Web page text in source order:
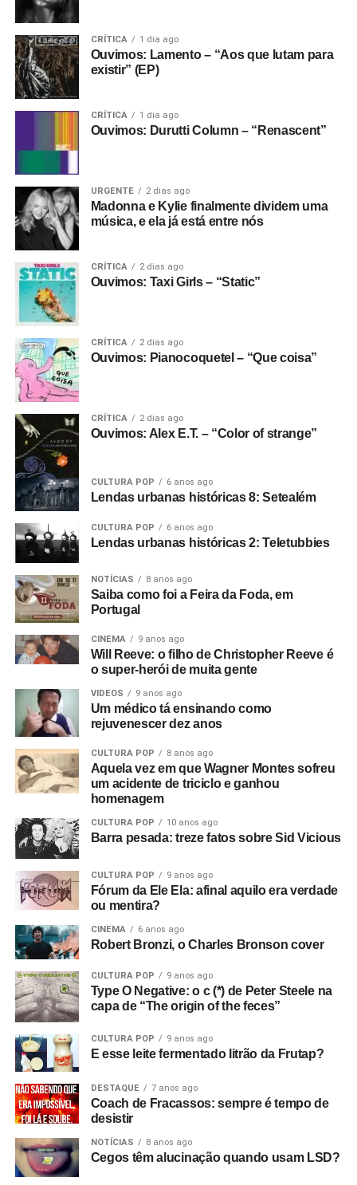
Gostou do texto? Seu apoio mantém o Pop
Fantasma funcionando todo dia.
E se ainda não assinou, dá tempo:
assine a
newsletter
mail.
CRÍTICA 1 dia ago
Ouvimos: Lamento – “Aos que lutam para
existir” (EP)
CRÍTICA 1 dia ago
Ouvimos: Durutti Column – “Renascent”
URGENTE 2 dias ago
Madonna e Kylie finalmente dividem uma
música, e ela já está entre nós
CRÍTICA 2 dias ago
Ouvimos: Taxi Girls – “Static”
CRÍTICA 2 dias ago
Ouvimos: Pianocoquetel – “Que coisa”
CRÍTICA 2 dias ago
Ouvimos: Alex E.T. – “Color of strange”
CULTURA POP 6 anos ago
Lendas urbanas históricas 8: Setealém
CULTURA POP 6 anos ago
Lendas urbanas históricas 2: Teletubbies
NOTÍCIAS 8 anos ago
Saiba como foi a Feira da Foda, em
Portugal
CINEMA 9 anos ago
Will Reeve: o filho de Christopher Reeve é
o super-herói de muita gente
VIDEOS 9 anos ago
Um médico tá ensinando como
rejuvenescer dez anos
CULTURA POP 8 anos ago
Aquela vez em que Wagner Montes sofreu
um acidente de triciclo e ganhou
homenagem
CULTURA POP 10 anos ago
Barra pesada: treze fatos sobre Sid Vicious
CULTURA POP 9 anos ago
Fórum da Ele Ela: afinal aquilo era verdade
ou mentira?
CINEMA 6 anos ago
Robert Bronzi, o Charles Bronson cover
CULTURA POP 9 anos ago
Type O Negative: o c (*) de Peter Steele na
capa de “The origin of the feces”
CULTURA POP 9 anos ago
E esse leite fermentado litrão da Frutap?
DESTAQUE 7 anos ago
Coach de Fracassos: sempre é tempo de
desistir
NOTÍCIAS 8 anos ago
Cegos têm alucinação quando usam LSD?